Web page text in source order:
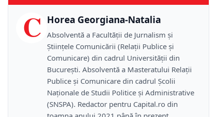
C Horea Georgiana-Natalia
Absolventă a Facultății de Jurnalism și
Științele Comunicării (Relații Publice și
Comunicare) din cadrul Universității din
București. Absolventă a Masteratului Relații
Publice și Comunicare din cadrul Școlii
Naţionale de Studii Politice și Administrative
(SNSPA). Redactor pentru Capital.ro din